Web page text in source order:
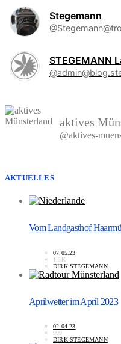
Stegemann
STEGEMANN
aktives
AKTUELLES
Vom Landgasthof
07.05.23
1.3K
DIRK STEGEMANN
Aprilwetter im April 2023
02.04.23
999
DIRK STEGEMANN